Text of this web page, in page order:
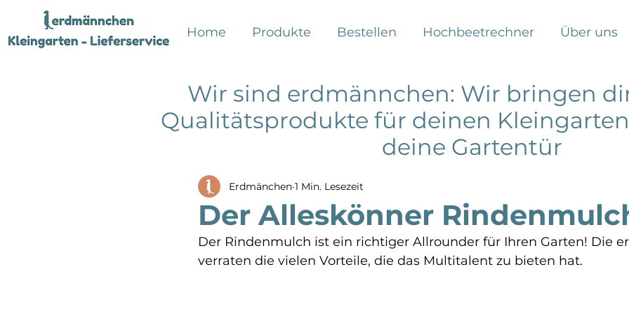
Home Produkte Bestellen Hochbeetrechner Über uns
Der Alleskönner
Erdmänchen 1 Min. Lesezeit
Der Rindenmulch ist ein richtiger Allrounder für Ihren Garten! Die
verraten die vielen Vorteile, die das Multitalent zu bieten hat.
Wir sind erdmännchen: Wir bringen
Qualitätsprodukte für deinen
deine Gartentür